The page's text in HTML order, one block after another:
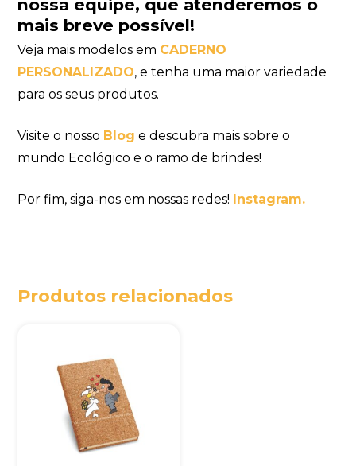
nossa equipe, que atenderemos o
mais breve possível!
Veja mais modelos em CADERNO
PERSONALIZADO, e tenha uma maior variedade
para os seus produtos.
Visite o nosso Blog e descubra mais sobre o
mundo Ecológico e o ramo de brindes!
Por fim, siga-nos em nossas redes! Instagram.
Produtos relacionados